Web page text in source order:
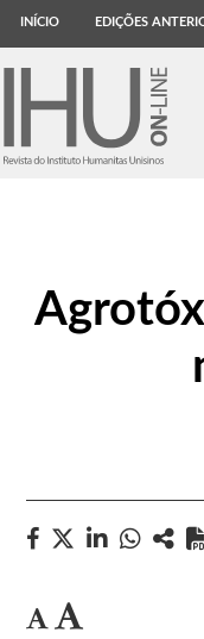
INÍCIO EDIÇÕES